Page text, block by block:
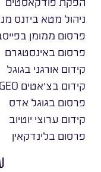
ניהול מטא ביזנס
פרסום ממומן
פרסום באינסטגרם
קידום אורגני בגוגל
קידום בצ׳אטים GEO
פרסום בגוגל אדס
קידום ערוצי יוטיוב
פרסום בלינדקאין